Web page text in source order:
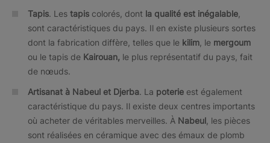
Tapis. Les tapis colorés, dont la qualité est inégalable
sont caractéristiques du pays. Il en existe plusieurs sortes
dont la fabrication diffère, telles que le kilim , le mergoum
ou le tapis de Kairouan, le plus représentatif du pays, fait
de nœuds.
Artisanat à Nabeul et Djerba. La poterie est également
caractéristique du pays. Il existe deux centres importants
où acheter de véritables merveilles. À Nabeul , les pièces
sont réalisées en céramique avec des émaux de plomb